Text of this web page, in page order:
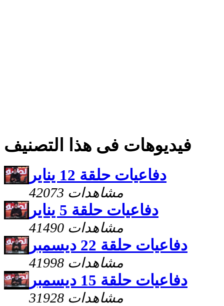
فيديوهات فى هذا التصنيف
دفاعيات حلقة 12 يناير
42073 مشاهدات
دفاعيات حلقة 5 يناير
41490 مشاهدات
دفاعيات حلقة 22 ديسمبر
41998 مشاهدات
دفاعيات حلقة 15 ديسمبر
31928 مشاهدات